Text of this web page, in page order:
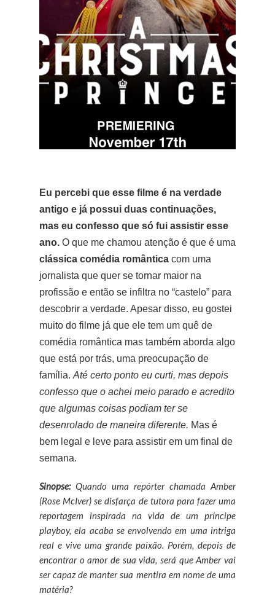
Eu percebi que esse filme é na verdade
antigo e já possui duas continuações,
mas eu confesso que só fui assistir esse
ano. O que me chamou atenção é que é uma
clássica comédia romântica com uma
jornalista que quer se tornar maior na
profissão e então se infiltra no “castelo” para
descobrir a verdade. Apesar disso, eu gostei
muito do filme já que ele tem um quê de
comédia romântica mas também aborda algo
que está por trás, uma preocupação de
família. Até certo ponto eu curti, mas depois
confesso que o achei meio parado e acredito
que algumas coisas podiam ter se
desenrolado de maneira diferente. Mas é
bem legal e leve para assistir em um final de
semana.
Sinopse:Quando uma repórter chamada Amber
(Rose McIver) se disfarça de tutora para fazer uma
reportagem inspirada na vida de um príncipe
playboy, ela acaba se envolvendo em uma intriga
real e vive uma grande paixão. Porém, depois de
encontrar o amor de sua vida, será que Amber vai
ser capaz de manter sua mentira em nome de uma
matéria?